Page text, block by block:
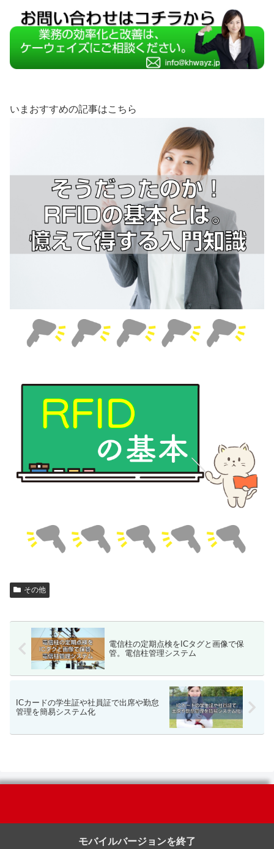
いまおすすめの記事はこちら
その他
電信柱の定期点検をICタグと画像で保
管。電信柱管理システム
ICカードの学生証や社員証で出席や勤怠
管理を簡易システム化
モバイルバージョンを終了